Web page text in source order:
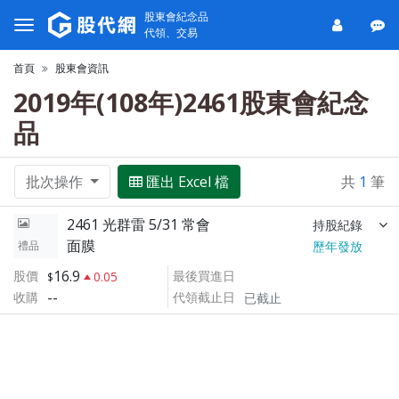
股東會紀念品
代領、交易
首頁 股東會資訊
2019年(108年)2461股東會紀念
品
批次操作 匯出 Excel 檔 共 1 筆
禮品
2461 光群雷 5/31 常會 持股紀錄
面膜
歷年發放
股價
16.9
0.05
收購 --
最後買進日
代領截止日
已截止